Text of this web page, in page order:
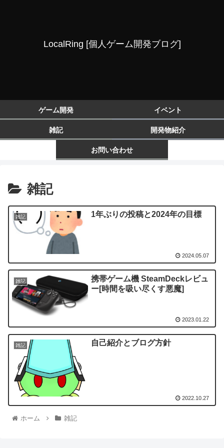
LocalRing [個人ゲーム開発ブログ]
ゲーム開発 イベント
雑記 開発物紹介
お問い合わせ
雑記
雑記 1年ぶりの投稿と2024年の目標
2024.05.07
雑記
携帯ゲーム機 SteamDeckレビュ
ー[時間を吸い尽くす悪魔]
2023.01.22
雑記 自己紹介とブログ方針
2022.10.27
ホーム 雑記